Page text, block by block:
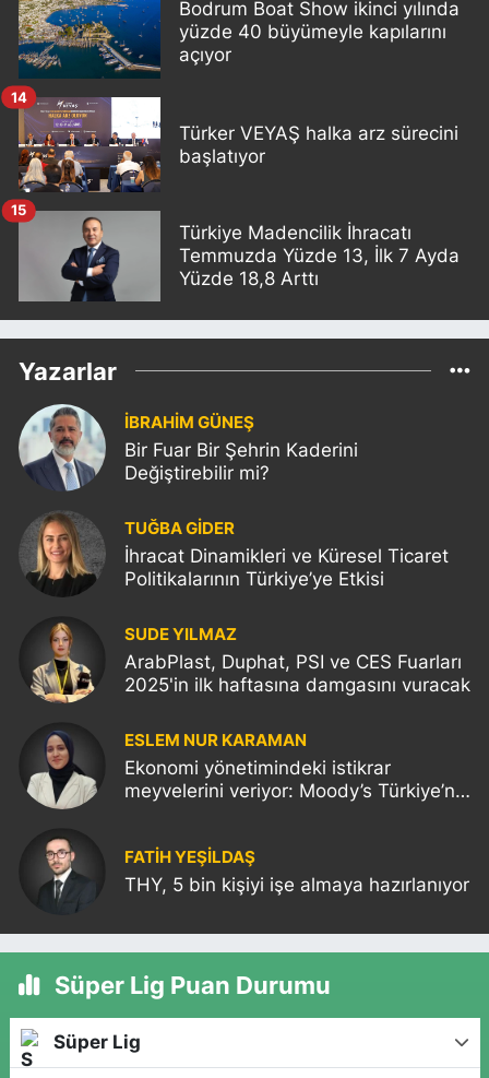
Bodrum Boat Show ikinci yılında
yüzde 40 büyümeyle kapılarını
açıyor
Türker VEYAŞ halka arz sürecini
başlatıyor
14
Türkiye Madencilik İhracatı
Temmuzda Yüzde 13, İlk 7 Ayda
Yüzde 18,8 Arttı
15
Yazarlar
İBRAHİM GÜNEŞ
Bir Fuar Bir Şehrin Kaderini
Değiştirebilir mi?
TUĞBA GİDER
İhracat Dinamikleri ve Küresel Ticaret
Politikalarının Türkiye’ye Etkisi
SUDE YILMAZ
ArabPlast, Duphat, PSI ve CES Fuarları
2025'in ilk haftasına damgasını vuracak
ESLEM NUR KARAMAN
Ekonomi yönetimindeki istikrar
meyvelerini veriyor: Moody’s Türkiye’nin
FATIH YEŞİLDAŞ
THY, 5 bin kişiyi işe almaya hazırlanıyor
Süper Lig Puan Durumu
Süper Lig